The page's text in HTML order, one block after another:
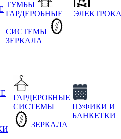
ТУМБЫ
ГАРДЕРОБНЫЕ
СИСТЕМЫ
ЗЕРКАЛА
ГАРДЕРОБНЫЕ
СИСТЕМЫ
ЗЕРКАЛА
ПУФИКИ И
БАНКЕТКИ